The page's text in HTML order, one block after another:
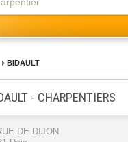
BIDAULT
- CHARPENTIERS
DE DIJON